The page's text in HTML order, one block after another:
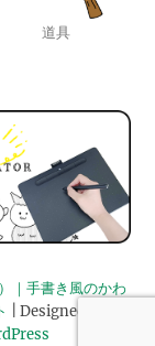
道具
｜手書き風のかわ
| Designed by: